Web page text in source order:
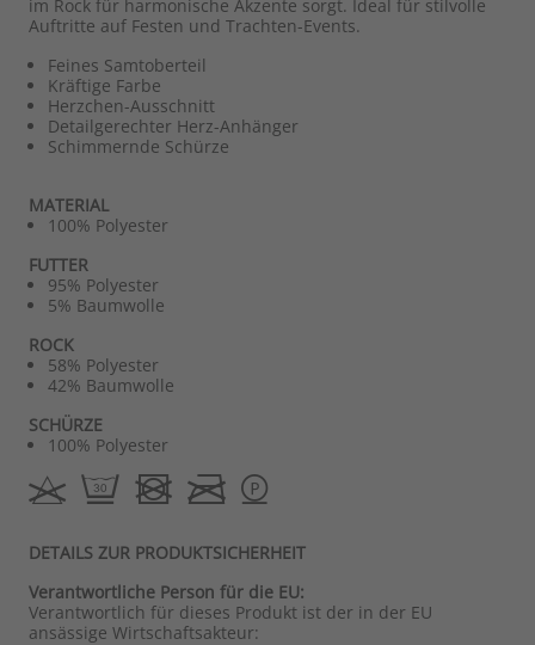
im Rock für harmonische Akzente sorgt. Ideal für stilvolle
Auftritte auf Festen und Trachten-Events.
Feines Samtoberteil
Kräftige Farbe
Herzchen-Ausschnitt
Detailgerechter Herz-Anhänger
Schimmernde Schürze
MATERIAL
100% Polyester
FUTTER
95% Polyester
5% Baumwolle
ROCK
58% Polyester
42% Baumwolle
SCHÜRZE
100% Polyester
DETAILS ZUR PRODUKTSICHERHEIT
Verantwortliche Person für die EU:
Verantwortlich für dieses Produkt ist der in der EU
ansässige Wirtschaftsakteur: